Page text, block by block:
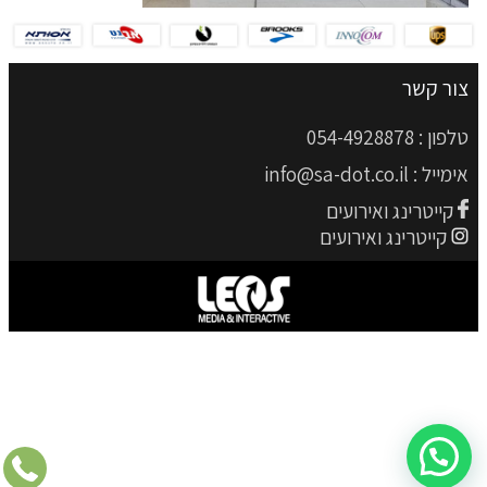
צור קשר
טלפון : 054-4928878
אימייל : info@sa-dot.co.il
קייטרינג ואירועים
קייטרינג ואירועים